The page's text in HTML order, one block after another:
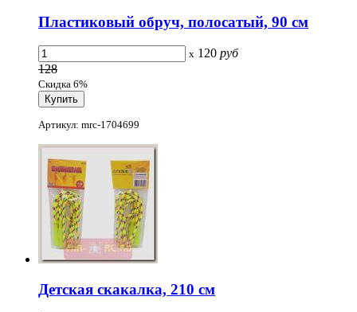
Пластиковый обруч, полосатый, 90 см
x 120 руб
128
Скидка 6%
Артикул: mrc-1704699
Детская скакалка, 210 см